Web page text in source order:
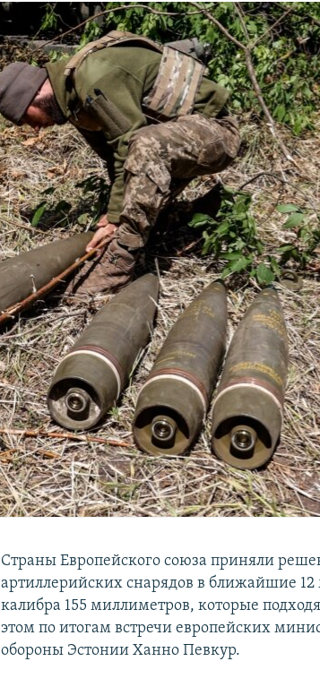
Страны Европейского союза приняли
артиллерийских снарядов в ближайшие 12
калибра 155 миллиметров, которые
этом по итогам встречи европейских
обороны Эстонии Ханно Певкур.